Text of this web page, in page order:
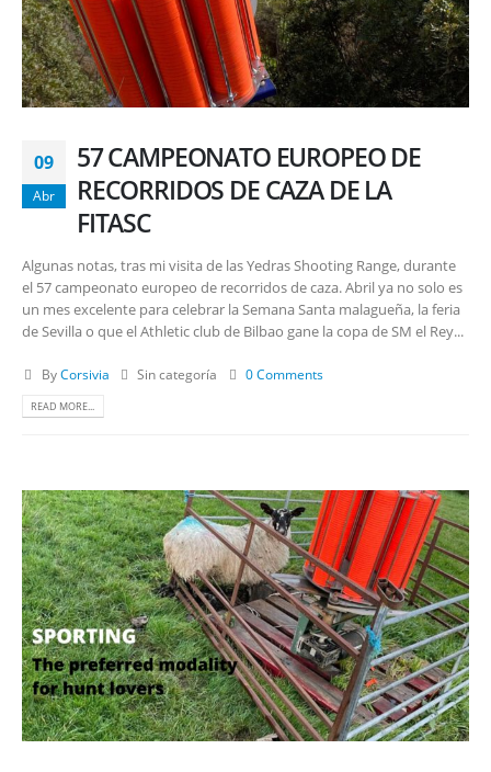
09
Abr
57 CAMPEONATO EUROPEO DE
RECORRIDOS DE CAZA DE LA
FITASC
Algunas notas, tras mi visita de las Yedras Shooting Range, durante
el 57 campeonato europeo de recorridos de caza. Abril ya no solo es
un mes excelente para celebrar la Semana Santa malagueña, la feria
de Sevilla o que el Athletic club de Bilbao gane la copa de SM el Rey...
ByCorsivia Sin categoría 0 Comments
READ MORE...